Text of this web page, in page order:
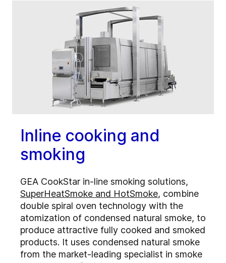
Inline cooking and
smoking
GEA CookStar in-line smoking solutions,
SuperHeatSmoke and HotSmoke, combine
double spiral oven technology with the
atomization of condensed natural smoke, to
produce attractive fully cooked and smoked
products. It uses condensed natural smoke
from the market-leading specialist in smoke